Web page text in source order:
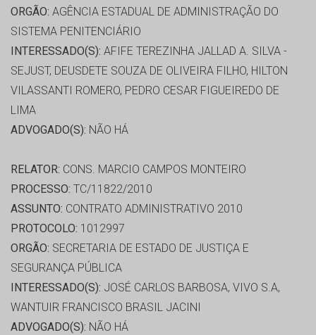
ORGÃO: AGÊNCIA ESTADUAL DE ADMINISTRAÇÃO DO
SISTEMA PENITENCIÁRIO
INTERESSADO(S): AFIFE TEREZINHA JALLAD A. SILVA -
SEJUST, DEUSDETE SOUZA DE OLIVEIRA FILHO, HILTON
VILASSANTI ROMERO, PEDRO CESAR FIGUEIREDO DE
LIMA
ADVOGADO(S): NÃO HÁ
RELATOR: CONS. MARCIO CAMPOS MONTEIRO
PROCESSO: TC/11822/2010
ASSUNTO: CONTRATO ADMINISTRATIVO 2010
PROTOCOLO: 1012997
ORGÃO: SECRETARIA DE ESTADO DE JUSTIÇA E
SEGURANÇA PÚBLICA
INTERESSADO(S): JOSÉ CARLOS BARBOSA, VIVO S.A,
WANTUIR FRANCISCO BRASIL JACINI
ADVOGADO(S): NÃO HÁ